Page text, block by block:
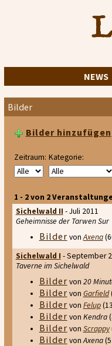
NEWS
Bilder
Bilder hinzufügen
Zeitraum: Kategorie:
1 - 2 von 2
Sichelwald II - Juli 2011
Geheimnisse der Tarwen Sur
Bilder vonAxena
Sichelwald I - September
Taverne im Sichelwald
Bilder von 20
Bilder von Garfield
Bilder von Felup
Bilder von Kendra
Bilder von Scrappy
Bilder vonAxena